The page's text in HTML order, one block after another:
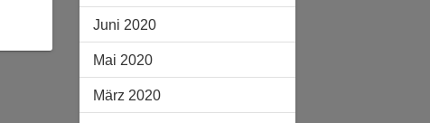
Juni 2020
Mai 2020
März 2020